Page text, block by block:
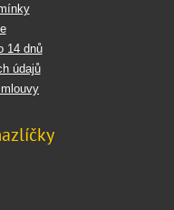
14 dnů
údajů